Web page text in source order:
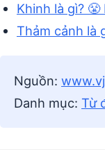
Khinh là gì?
Thảm cảnh là
Nguồn:
Danh mục: Từ